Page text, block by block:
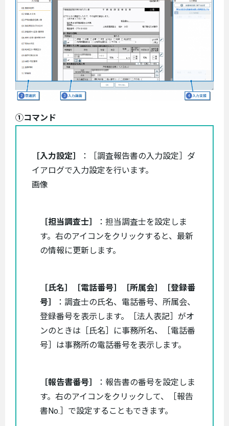
①コマンド
［入力設定］
：［調査報告書の入力設定］ダ
イアログで入力設定を行います。
画像
［担当調査士］
：担当調査士を設定しま
す。右のアイコンをクリックすると、最新
の情報に更新します。
［氏名］［電話番号］［所属会］［登録番
号］
：調査士の氏名、電話番号、所属会、
登録番号を表示します。［法人表記］がオ
ンのときは［氏名］に事務所名、［電話番
号］は事務所の電話番号を表示します。
［報告書番号］
：報告書の番号を設定しま
す。右のアイコンをクリックして、［報告
書No.］で設定することもできます。